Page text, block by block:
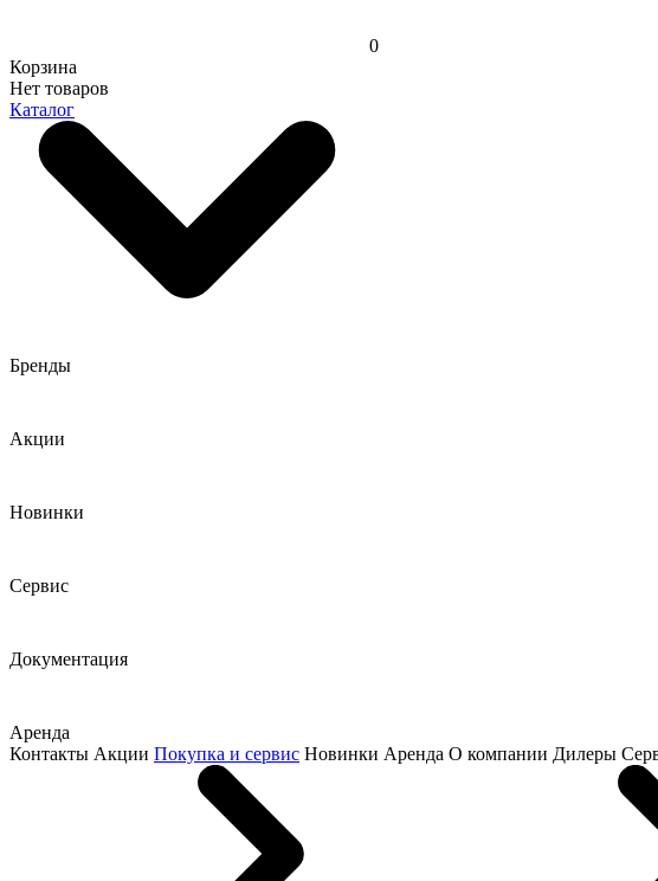
0
Корзина
Нет товаров
Каталог
Бренды
Акции
Новинки
Сервис
Документация
Аренда
Контакты Акции Покупка и сервис Новинки Аренда О компании Дилеры